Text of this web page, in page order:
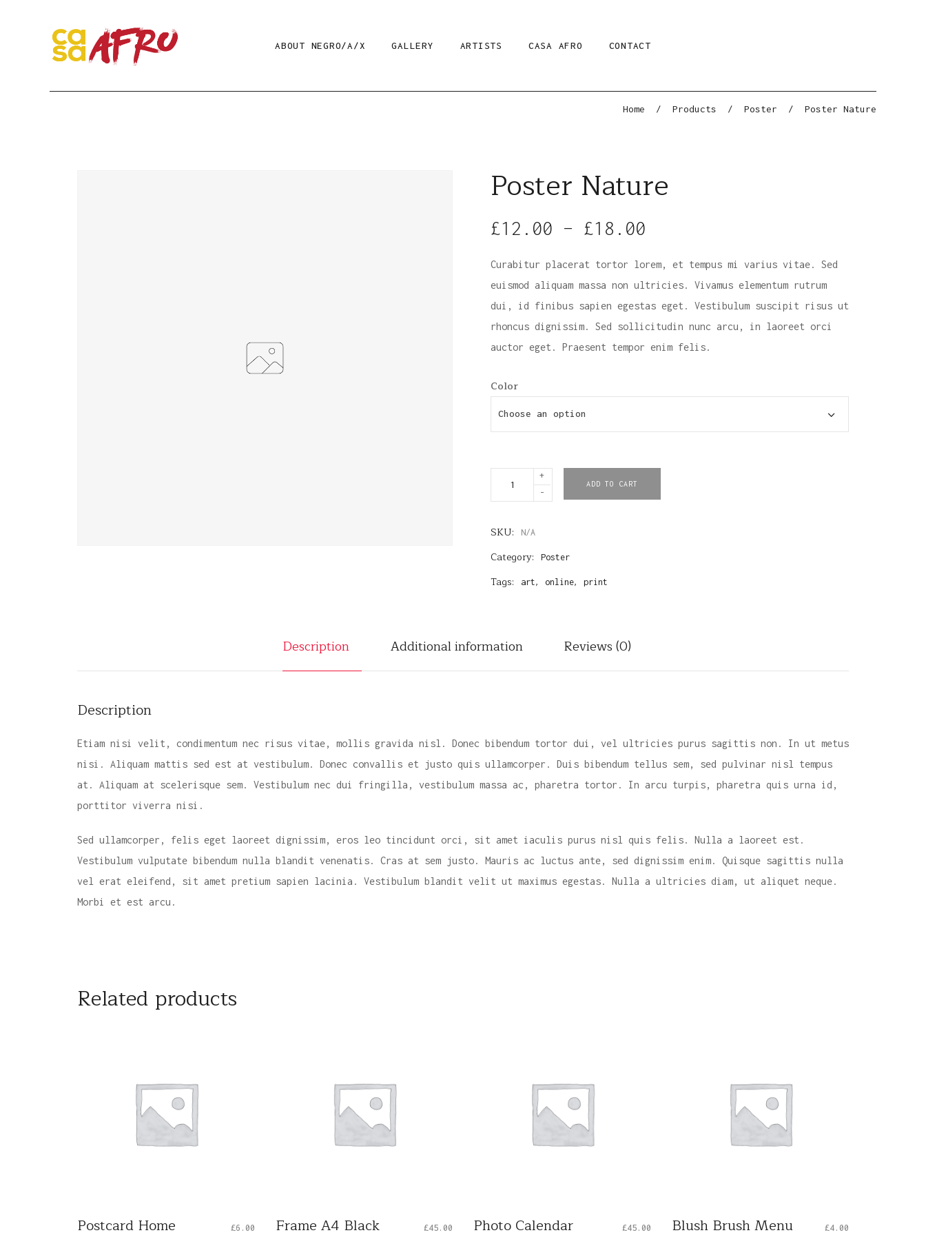
ABOUT NEGRO/A/X GALLERY ARTISTS CASA AFRO CONTACT
Home / Products / Poster / Poster Nature
Poster Nature
£12.00 – £18.00
Curabitur placerat tortor lorem, et tempus mi varius vitae. Sed
euismod aliquam massa non ultricies. Vivamus elementum rutrum
dui, id finibus sapien egestas eget. Vestibulum suscipit risus ut
rhoncus dignissim. Sed sollicitudin nunc arcu, in laoreet orci
auctor eget. Praesent tempor enim felis.
Color
Choose an option
t
e
r
t
u
a
n
+
-
ADD TO CART
SKU: N/A
Category: Poster
Tags: art, online, print
Description Additional information Reviews (0)
Description
Etiam nisi velit, condimentum nec risus vitae, mollis gravida nisl. Donec bibendum tortor dui, vel ultricies purus sagittis non. In ut metus
nisi. Aliquam mattis sed est at vestibulum. Donec convallis et justo quis ullamcorper. Duis bibendum tellus sem, sed pulvinar nisl tempus
at. Aliquam at scelerisque sem. Vestibulum nec dui fringilla, vestibulum massa ac, pharetra tortor. In arcu turpis, pharetra quis urna id,
porttitor viverra nisi.
Sed ullamcorper, felis eget laoreet dignissim, eros leo tincidunt orci, sit amet iaculis purus nisl quis felis. Nulla a laoreet est.
Vestibulum vulputate bibendum nulla blandit venenatis. Cras at sem justo. Mauris ac luctus ante, sed dignissim enim. Quisque sagittis nulla
vel erat eleifend, sit amet pretium sapien lacinia. Vestibulum blandit velit ut maximus egestas. Nulla a ultricies diam, ut aliquet neque.
Morbi et est arcu.
Related products
Postcard Home £6.00 Frame A4 Black £45.00 Photo Calendar £45.00 Blush Brush Menu £4.00